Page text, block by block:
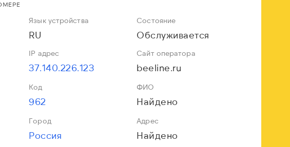
Язык устройства
RU
Состояние
Обслуживается
IP адрес
37.140.226.123
Сайт оператора
beeline.ru
Код
962
ФИО
Найдено
Город
Россия
Адрес
Найдено